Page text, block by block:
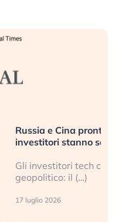
Starlink. Gli
il rischio?
ignorare il rischio